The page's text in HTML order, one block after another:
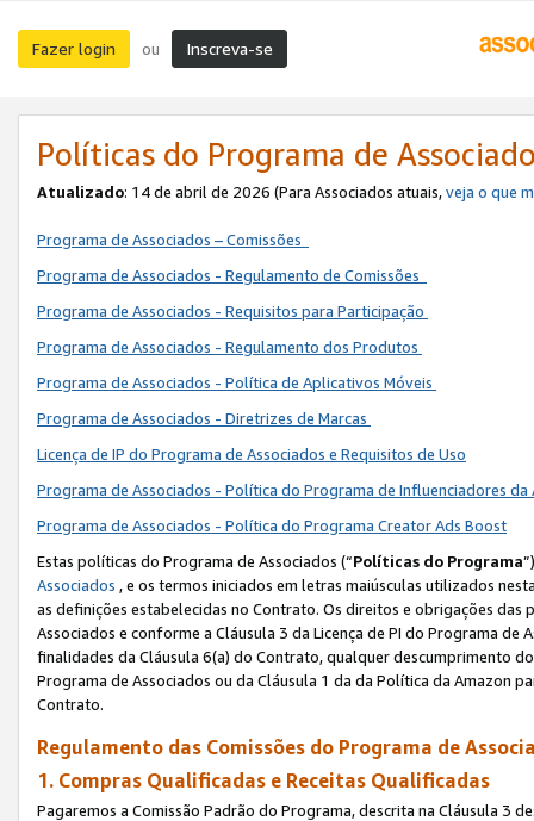
Fazer login ou Inscreva-se
Políticas do Programa de
Atualizado: 14 de abril de 2026 (Para Associados atuais,veja o que
Programa de Associados – Comissões
Programa de Associados - Regulamento de Comissões
Programa de Associados - Requisitos para Participação
Programa de Associados - Regulamento dos Produtos
Programa de Associados - Política de Aplicativos Móveis
Programa de Associados - Diretrizes de Marcas
Licença de IP do Programa de Associados e Requisitos de Uso
Programa de Associados - Política do Programa de Influenciadores
Programa de Associados - Política do Programa Creator Ads Boost
Estas políticas do Programa de Associados (“Políticas do Programa
Associados , e os termos iniciados em letras maiúsculas utilizados
as definições estabelecidas no Contrato. Os direitos e obrigações
Associados e conforme a Cláusula 3 da Licença de PI do Programa
finalidades da Cláusula 6(a) do Contrato, qualquer descumprimento
Programa de Associados ou da Cláusula 1 da da Política da Amazon
Contrato.
Regulamento das Comissões do Programa de
1. Compras Qualificadas e Receitas Qualificadas
Pagaremos a Comissão Padrão do Programa, descrita na Cláusula 3